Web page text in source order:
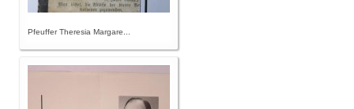
Pfeuffer Theresia Margare...